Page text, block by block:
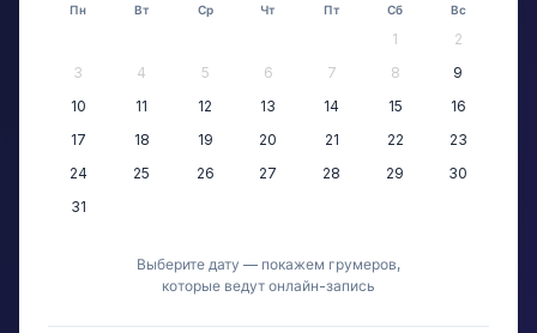
Пн Вт Ср Чт Пт Сб Вс
1
2
3
4 5 6 7 8
9
10
11 12 13 14 15
16
17
18 19 20 21 22
23
24
25 26 27 28 29
30
31
Выберите дату — покажем грумеров,
которые ведут онлайн-запись